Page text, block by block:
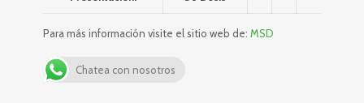
Para más información visite el sitio web de: MSD
Chatea con nosotros